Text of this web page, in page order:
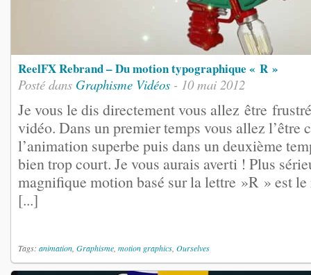
ReelFX Rebrand – Du motion typographique « R »
Posté dans Graphisme Vidéos - 10 mai 2012
Je vous le dis directement vous allez être
vidéo. Dans un premier temps vous allez l’être
l’animation superbe puis dans un deuxième
bien trop court. Je vous aurais averti ! Plus
magnifique motion basé sur la lettre »R » est
[...]
Tags: animation Graphisme motion graphics Ourselves